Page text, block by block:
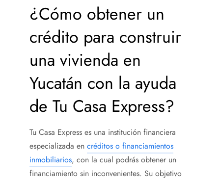
¿Cómo obtener un
crédito para construir
una vivienda en
Yucatán con la ayuda
de Tu Casa Express?
Tu Casa Express es una institución financiera
especializada en créditos o financiamientos
inmobiliarios, con la cual podrás obtener un
financiamiento sin inconvenientes. Su objetivo